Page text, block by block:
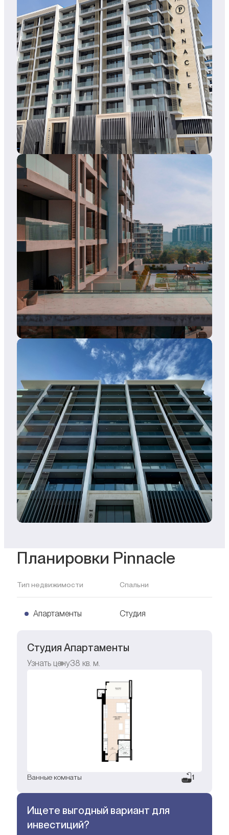
Планировки Pinnacle
Тип недвижимости Спальни
Апартаменты Студия
Студия Апартаменты
Узнать цену38 кв. м.
Ванные комнаты 1
Ищете выгодный вариант для
инвестиций?